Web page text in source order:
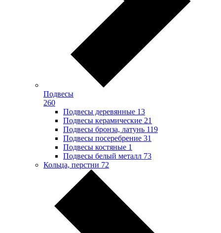
Подвесы
260
Подвесы деревянные 13
Подвесы керамические 21
Подвесы бронза, латунь 119
Подвесы посеребрение 31
Подвесы костяные 1
Подвесы белый металл 73
Кольца, перстни 72